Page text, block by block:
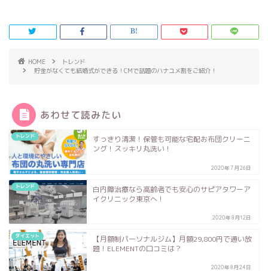
HOME
トレンド
貯金がなくても結婚式ができる！CMで話題のハナユメ割をご紹介！
あわせて読みたい
トレンド
すっきり清潔！保管も可能な宅配お布団クリーニ
ング！スッキリ丸洗い！
2020年7月26日
トレンド
白内障治療なら高齢者でも安心のサピアタワーア
イクリニック東京へ！
2020年8月12日
ダイエット
【月額制パーソナルジム】月額29,800円で通い放
題！ELEMENTの口コミは？
2020年8月24日